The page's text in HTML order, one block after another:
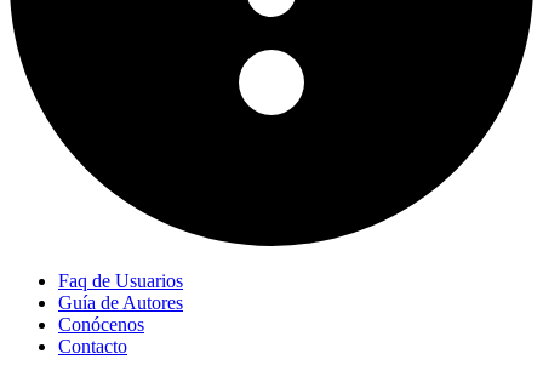
Faq de Usuarios
Guía de Autores
Conócenos
Contacto